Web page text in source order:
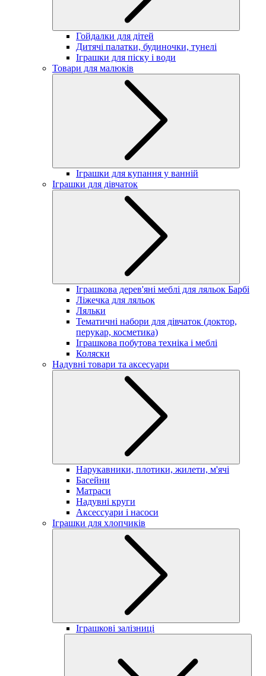
Гойдалки для дітей
Дитячі палатки, будиночки, тунелі
Іграшки для піску і води
Товари для малюків
Іграшки для купання у ванній
Іграшки для дівчаток
Іграшкова дерев'яні меблі для ляльок Барбі
Ліжечка для ляльок
Ляльки
Тематичні набори для дівчаток (доктор,
перукар, косметика)
Іграшкова побутова техніка і меблі
Коляски
Надувні товари та аксесуари
Нарукавники, плотики, жилети, м'ячі
Басейни
Матраси
Надувні круги
Аксессуари і насоси
Іграшки для хлопчиків
Іграшкові залізниці